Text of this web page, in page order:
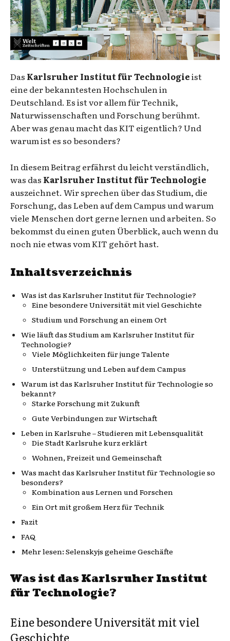
Das Karlsruher Institut für Technologieist
eine der bekanntesten Hochschulen in
Deutschland. Es ist vor allem für Technik,
Naturwissenschaften und Forschung berühmt.
Aber was genau macht das KIT eigentlich? Und
warum ist es so besonders?
In diesem Beitrag erfährst du leicht verständlich,
was das Karlsruher Institut für Technologie
auszeichnet. Wir sprechen über das Studium, die
Forschung, das Leben auf dem Campus und warum
viele Menschen dort gerne lernen und arbeiten. So
bekommst du einen guten Überblick, auch wenn du
noch nie etwas vom KIT gehört hast.
Inhaltsverzeichnis
Was ist das Karlsruher Institut für Technologie?
Eine besondere Universität mit viel Geschichte
Studium und Forschung an einem Ort
Wie läuft das Studium am Karlsruher Institut für
Technologie?
Viele Möglichkeiten für junge Talente
Unterstützung und Leben auf dem Campus
Warum ist das Karlsruher Institut für Technologie so
bekannt?
Starke Forschung mit Zukunft
Gute Verbindungen zur Wirtschaft
Leben in Karlsruhe – Studieren mit Lebensqualität
Die Stadt Karlsruhe kurz erklärt
Wohnen, Freizeit und Gemeinschaft
Was macht das Karlsruher Institut für Technologie so
besonders?
Kombination aus Lernen und Forschen
Ein Ort mit großem Herz für Technik
Fazit
FAQ
Mehr lesen: Selenskyjs geheime Geschäfte
Was ist das Karlsruher Institut
für Technologie?
Eine besondere Universität mit viel
Geschichte